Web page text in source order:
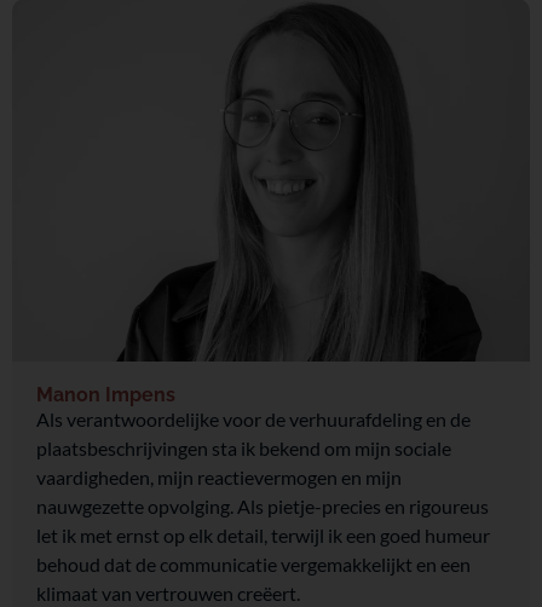
Manon Impens
Als verantwoordelijke voor de verhuurafdeling en de
plaatsbeschrijvingen sta ik bekend om mijn sociale
vaardigheden, mijn reactievermogen en mijn
nauwgezette opvolging. Als pietje-precies en rigoureus
let ik met ernst op elk detail, terwijl ik een goed humeur
behoud dat de communicatie vergemakkelijkt en een
klimaat van vertrouwen creëert.